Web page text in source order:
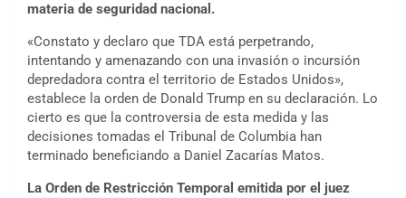
materia de seguridad nacional.
«Constato y declaro que TDA está perpetrando,
intentando y amenazando con una invasión o incursión
depredadora contra el territorio de Estados Unidos»,
establece la orden de Donald Trump en su declaración. Lo
cierto es que la controversia de esta medida y las
decisiones tomadas el Tribunal de Columbia han
terminado beneficiando a Daniel Zacarías Matos.
La Orden de Restricción Temporal emitida por el juez